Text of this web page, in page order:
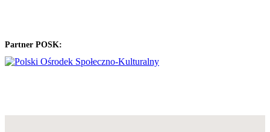
Partner POSK: